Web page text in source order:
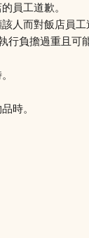
員工道歉。
人而對飯店員工
負擔過重且
時。